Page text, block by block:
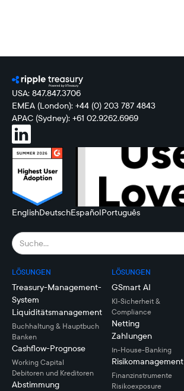
USA: 847.847.3706
EMEA (London): +44 (0) 203 787 4843
APAC (Sydney): +61 02.9262.6969
EnglishDeutschEspañolPortuguês
LÖSUNGEN
Treasury-Management-
System
Liquiditätsmanagement
Buchhaltung & Hauptbuch
Banken
Cashflow-Prognose
Working Capital
Debitoren und Kreditoren
Abstimmung
LÖSUNGEN
GSmart AI
KI-Sicherheit &
Compliance
Netting
Zahlungen
In-House-Banking
Risikomanagement
Finanzinstrumente
Risikoexposure